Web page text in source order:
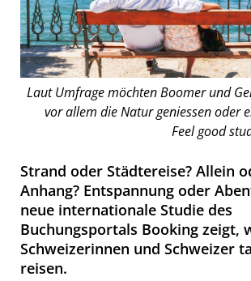
Laut Umfrage möchten Boomer und
vor allem die Natur geniessen oder
Feel good
Strand oder Städtereise? Allein
Anhang? Entspannung oder
neue internationale Studie des
Buchungsportals Booking zeigt,
Schweizerinnen und Schweizer
reisen.